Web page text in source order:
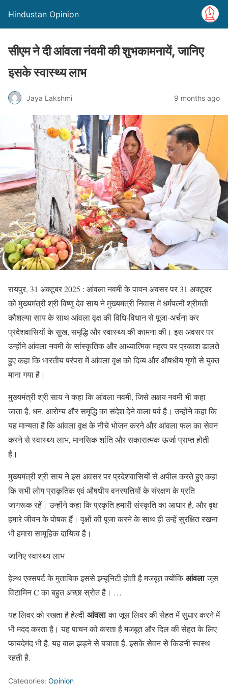
Hindustan Opinion
सीएम ने दी आंवला नंवमी की शुभकामनायें, जानिए
इसके स्वास्थ्य लाभ
Jaya Lakshmi 9 months ago
रायपुर, 31 अक्टूबर 2025 : आंवला नवमी के पावन अवसर पर 31 अक्टूबर
को मुख्यमंत्री श्री विष्णु देव साय ने मुख्यमंत्री निवास में धर्मपत्नी श्रीमती
कौशल्या साय के साथ आंवला वृक्ष की विधि-विधान से पूजा-अर्चना कर
प्रदेशवासियों के सुख, समृद्धि और स्वास्थ्य की कामना की। इस अवसर पर
उन्होंने आंवला नवमी के सांस्कृतिक और आध्यात्मिक महत्व पर प्रकाश डालते
हुए कहा कि भारतीय परंपरा में आंवला वृक्ष को दिव्य और औषधीय गुणों से युक्त
माना गया है।
मुख्यमंत्री श्री साय ने कहा कि आंवला नवमी, जिसे अक्षय नवमी भी कहा
जाता है, धन, आरोग्य और समृद्धि का संदेश देने वाला पर्व है। उन्होंने कहा कि
यह मान्यता है कि आंवला वृक्ष के नीचे भोजन करने और आंवला फल का सेवन
करने से स्वास्थ्य लाभ, मानसिक शांति और सकारात्मक ऊर्जा प्राप्त होती
है।
मुख्यमंत्री श्री साय ने इस अवसर पर प्रदेशवासियों से अपील करते हुए कहा
कि सभी लोग प्राकृतिक एवं औषधीय वनस्पतियों के संरक्षण के प्रति
जागरूक रहें। उन्होंने कहा कि प्रकृति हमारी संस्कृति का आधार है, और वृक्ष
हमारे जीवन के पोषक हैं। वृक्षों की पूजा करने के साथ ही उन्हें सुरक्षित रखना
भी हमारा सामूहिक दायित्व है।
जानिए स्वास्थ्य लाभ
हेल्थ एक्सपर्ट के मुताबिक इससे इम्यूनिटी होती है मजबूत क्योंकि आंवलाजूस
विटामिन C का बहुत अच्छा स्रोत है। …
यह लिवर को रखता है हेल्दी आंवलाका जूस लिवर की सेहत में सुधार करने में
भी मदद करता है। यह पाचन को करता है मजबूत और दिल की सेहत के लिए
फायदेमंद भी है. यह बाल झड़ने से बचाता है. इसके सेवन से किडनी स्वस्थ
रहती है.
Categories: Opinion